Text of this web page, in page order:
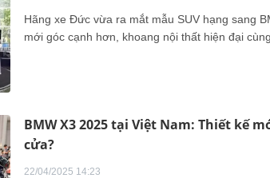
Hãng xe Đức vừa ra mắt mẫu SUV hạng sang
mới góc cạnh hơn, khoang nội thất hiện đại
BMW X3 2025 tại Việt Nam: Thiết kế
cửa?
22/04/2025 14:23